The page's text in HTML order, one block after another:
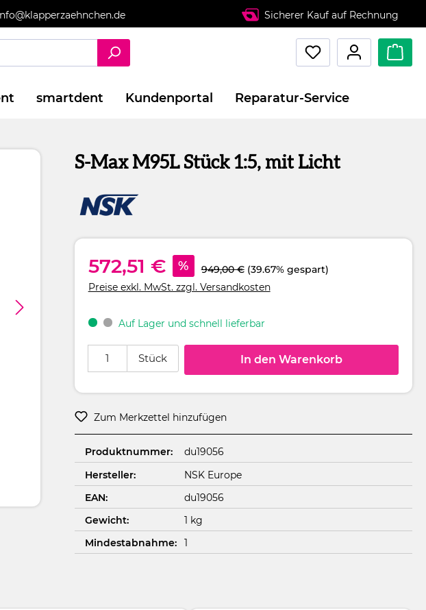
Sicherer Kauf auf Rechnung
smartdent Kundenportal Reparatur-Service
S-Max M95L Stück 1:5, mit Licht
572,51 € % 949,00 € (39.67% gespart)
Preise exkl. MwSt. zzgl. Versandkosten
Auf Lager und schnell lieferbar
Stück In den Warenkorb
Zum Merkzettel hinzufügen
Produktnummer:
du19056
Hersteller:
NSK Europe
EAN:
du19056
Gewicht:
1 kg
Mindestabnahme:
1